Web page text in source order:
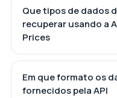
Que tipos de dados
recuperar usando a
Prices
Em que formato os
fornecidos pela API